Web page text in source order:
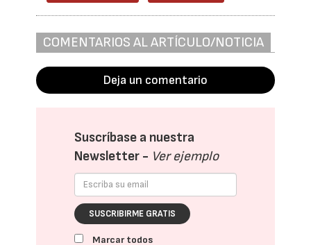
COMENTARIOS AL ARTÍCULO/NOTICIA
Deja un comentario
Suscríbase a nuestra
Newsletter - Ver ejemplo
SUSCRIBIRME GRATIS
Marcar todos